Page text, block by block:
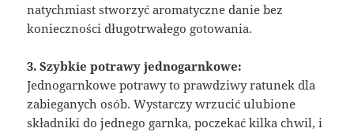
natychmiast stworzyć aromatyczne danie bez
konieczności długotrwałego gotowania.
3. Szybkie potrawy jednogarnkowe:
Jednogarnkowe potrawy to prawdziwy ratunek dla
zabieganych osób. Wystarczy wrzucić ulubione
składniki do jednego garnka, poczekać kilka chwil, i